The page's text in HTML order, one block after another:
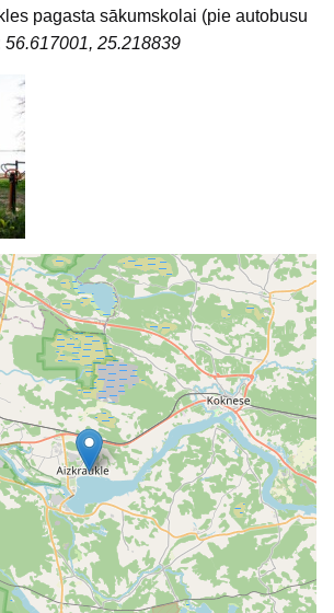
pagasta sākumskolai (pie autobusu
56.617001, 25.218839